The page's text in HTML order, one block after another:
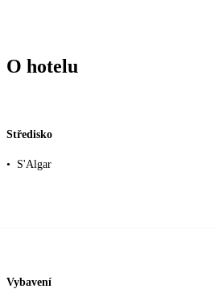
O hotelu
Středisko
• S'Algar
Vybavení